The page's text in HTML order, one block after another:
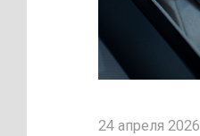
24 апреля 2026